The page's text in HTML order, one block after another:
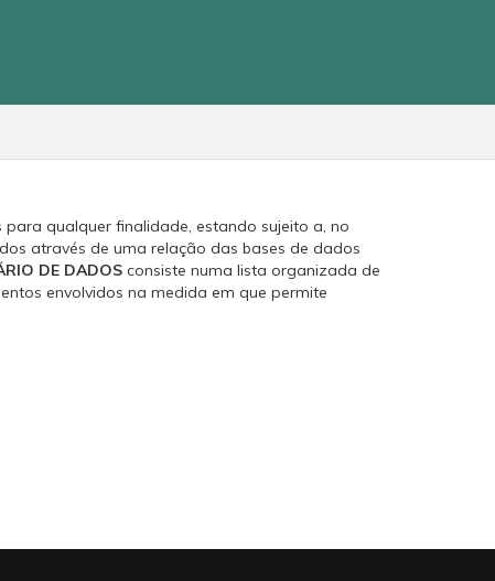
qualquer finalidade, estando sujeito a, no
através de uma relação das bases de dados
DE DADOS consiste numa lista organizada de
envolvidos na medida em que permite